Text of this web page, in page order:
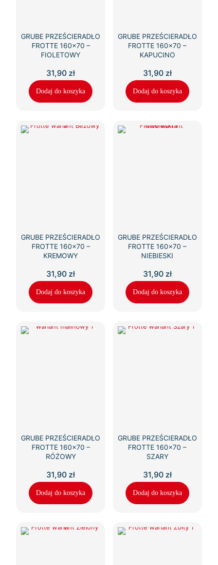
GRUBE PRZEŚCIERADŁO
FROTTE 160×70 –
FIOLETOWY
31,90 zł
Dodaj do koszyka
GRUBE PRZEŚCIERADŁO
FROTTE 160×70 –
KAPUCINO
31,90 zł
Dodaj do koszyka
GRUBE PRZEŚCIERADŁO
FROTTE 160×70 –
KREMOWY
31,90 zł
Dodaj do koszyka
GRUBE PRZEŚCIERADŁO
FROTTE 160×70 –
NIEBIESKI
31,90 zł
Dodaj do koszyka
GRUBE PRZEŚCIERADŁO
FROTTE 160×70 –
RÓŻOWY
31,90 zł
Dodaj do koszyka
GRUBE PRZEŚCIERADŁO
FROTTE 160×70 –
SZARY
31,90 zł
Dodaj do koszyka